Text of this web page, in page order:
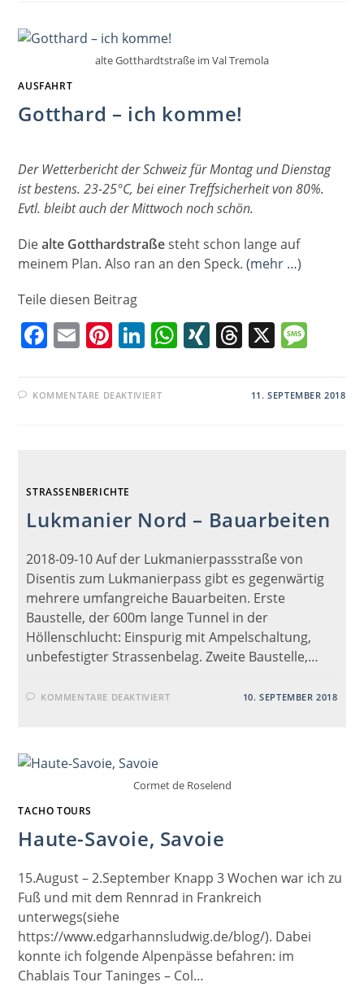
alte Gotthardtstraße im Val Tremola
AUSFAHRT
Gotthard – ich komme!
Der Wetterbericht der Schweiz für Montag und Dienstag
ist bestens. 23-25°C, bei einer Treffsicherheit von 80%.
Evtl. bleibt auch der Mittwoch noch schön.
Diealte Gotthardstraßesteht schon lange auf
meinem Plan. Also ran an den Speck.(mehr …)
Teile diesen Beitrag
F
c
o
k
E
ai
Pi
er
Li
k
W XI T
re
X
ss
KOMMENTARE DEAKTIVIERTFÜR 11. SEPTEMBER 2018
STRASSENBERICHTE
Lukmanier Nord – Bauarbeiten
2018-09-10 Auf der Lukmanierpassstraße von
Disentis zum Lukmanierpass gibt es gegenwärtig
mehrere umfangreiche Bauarbeiten. Erste
Baustelle, der 600m lange Tunnel in der
Höllenschlucht: Einspurig mit Ampelschaltung,
unbefestigter Strassenbelag. Zweite Baustelle,…
KOMMENTARE DEAKTIVIERTFÜR 10. SEPTEMBER 2018
Cormet de Roselend
TACHO TOURS
Haute-Savoie, Savoie
15.August – 2.September Knapp 3 Wochen war ich zu
Fuß und mit dem Rennrad in Frankreich
unterwegs(siehe
https://www.edgarhannsludwig.de/blog/). Dabei
konnte ich folgende Alpenpässe befahren: im
Chablais Tour Taninges – Col…